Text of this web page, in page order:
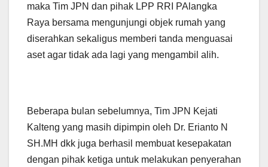
maka Tim JPN dan pihak LPP RRI PAlangka
Raya bersama mengunjungi objek rumah yang
diserahkan sekaligus memberi tanda menguasai
aset agar tidak ada lagi yang mengambil alih.
Beberapa bulan sebelumnya, Tim JPN Kejati
Kalteng yang masih dipimpin oleh Dr. Erianto N
SH.MH dkk juga berhasil membuat kesepakatan
dengan pihak ketiga untuk melakukan penyerahan